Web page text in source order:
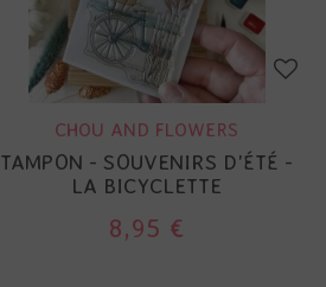
CHOU AND FLOWERS
TAMPON - SOUVENIRS D'ÉTÉ -
LA BICYCLETTE
8,95 €